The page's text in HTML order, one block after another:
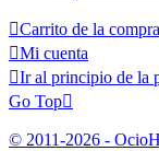
Carrito de la compra
Mi cuenta
Ir al principio de la
Go Top
© 2011-2026 -